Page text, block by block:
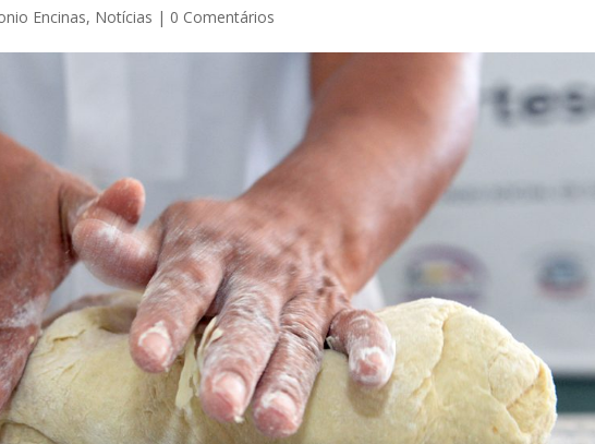
Encinas, Notícias | 0 Comentários